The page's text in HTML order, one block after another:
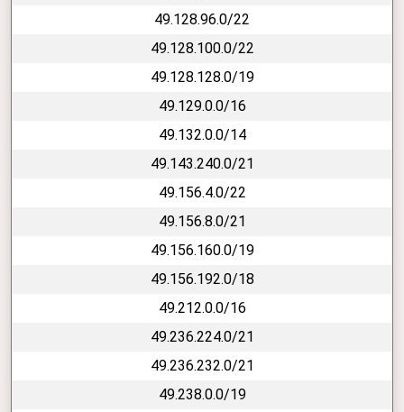
49.128.96.0/22
49.128.100.0/22
49.128.128.0/19
49.129.0.0/16
49.132.0.0/14
49.143.240.0/21
49.156.4.0/22
49.156.8.0/21
49.156.160.0/19
49.156.192.0/18
49.212.0.0/16
49.236.224.0/21
49.236.232.0/21
49.238.0.0/19